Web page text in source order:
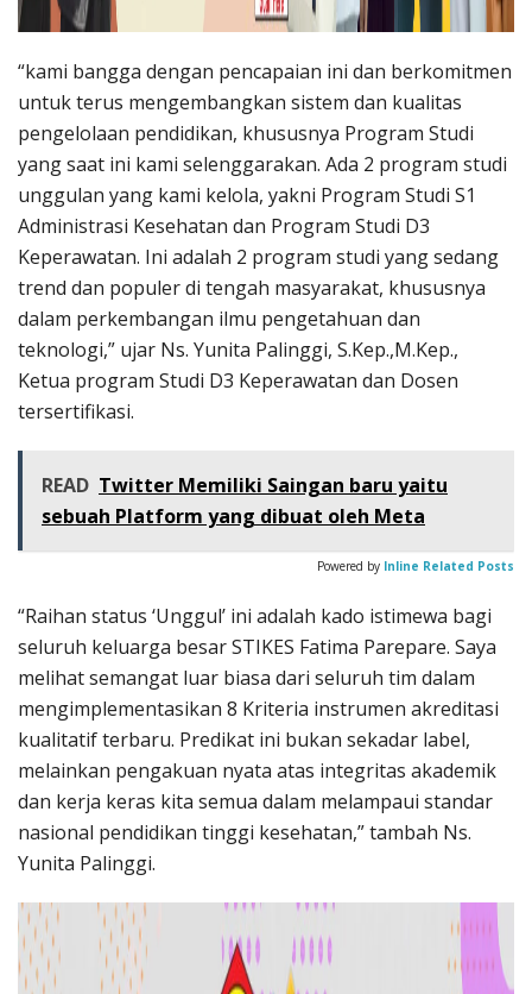
“kami bangga dengan pencapaian ini dan berkomitmen
untuk terus mengembangkan sistem dan kualitas
pengelolaan pendidikan, khususnya Program Studi
yang saat ini kami selenggarakan. Ada 2 program studi
unggulan yang kami kelola, yakni Program Studi S1
Administrasi Kesehatan dan Program Studi D3
Keperawatan. Ini adalah 2 program studi yang sedang
trend dan populer di tengah masyarakat, khususnya
dalam perkembangan ilmu pengetahuan dan
teknologi,” ujar Ns. Yunita Palinggi, S.Kep.,M.Kep.,
Ketua program Studi D3 Keperawatan dan Dosen
tersertifikasi.
READ Twitter Memiliki Saingan baru yaitu
sebuah Platform yang dibuat oleh Meta
Powered by Inline Related Posts
“Raihan status ‘Unggul’ ini adalah kado istimewa bagi
seluruh keluarga besar STIKES Fatima Parepare. Saya
melihat semangat luar biasa dari seluruh tim dalam
mengimplementasikan 8 Kriteria instrumen akreditasi
kualitatif terbaru. Predikat ini bukan sekadar label,
melainkan pengakuan nyata atas integritas akademik
dan kerja keras kita semua dalam melampaui standar
nasional pendidikan tinggi kesehatan,” tambah Ns.
Yunita Palinggi.